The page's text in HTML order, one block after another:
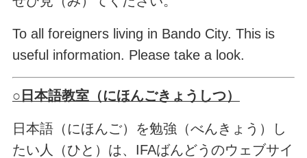
To all foreigners living in Bando City. This is
useful information. Please take a look.
○日本語教室（にほんごきょうしつ）
日本語（にほんご）を勉強（べんきょう）し
たい人（ひと）は、IFAばんどうのウェブサイ